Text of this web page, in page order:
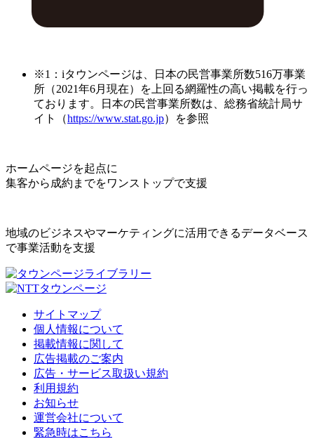
※1：iタウンページは、日本の民営事業所数516万事業
所（2021年6月現在）を上回る網羅性の高い掲載を行っ
ております。日本の民営事業所数は、総務省統計局サ
イト（https://www.stat.go.jp）を参照
ホームページを起点に
集客から成約までをワンストップで支援
地域のビジネスやマーケティングに活用できるデータベース
で事業活動を支援
サイトマップ
個人情報について
掲載情報に関して
広告掲載のご案内
広告・サービス取扱い規約
利用規約
お知らせ
運営会社について
緊急時はこちら